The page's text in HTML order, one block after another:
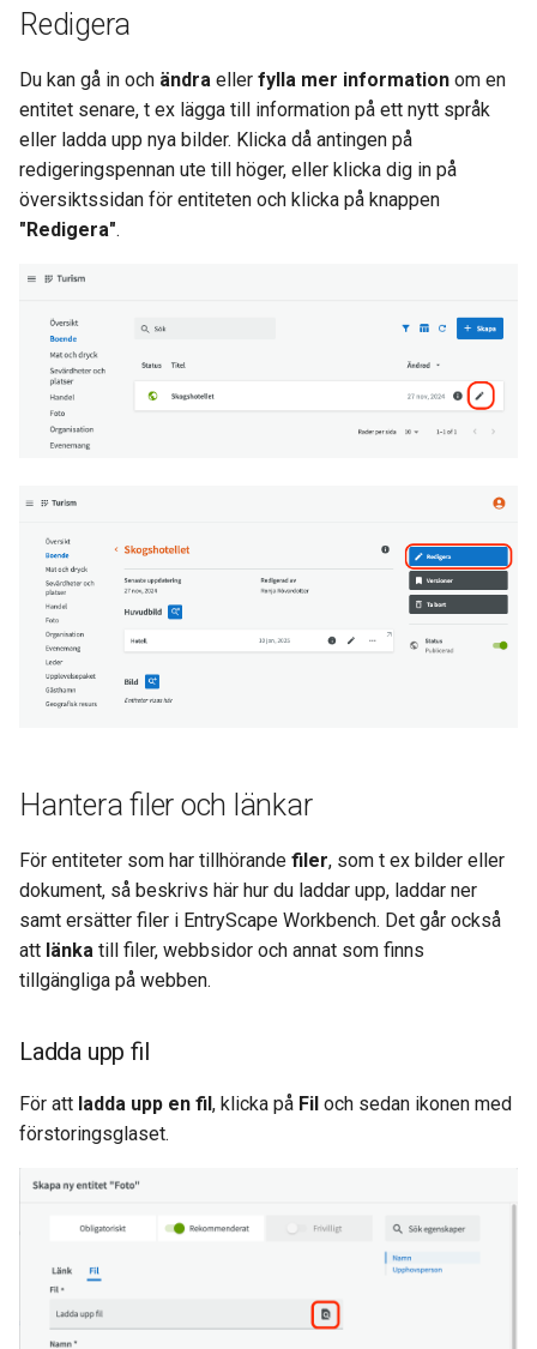
Redigera
Du kan gå in och ändra eller fylla mer information om en
entitet senare, t ex lägga till information på ett nytt språk
eller ladda upp nya bilder. Klicka då antingen på
redigeringspennan ute till höger, eller klicka dig in på
översiktssidan för entiteten och klicka på knappen
"Redigera".
Hantera filer och länkar
För entiteter som har tillhörande filer, som t ex bilder eller
dokument, så beskrivs här hur du laddar upp, laddar ner
samt ersätter filer i EntryScape Workbench. Det går också
att länka till filer, webbsidor och annat som finns
tillgängliga på webben.
Ladda upp fil
För att ladda upp en fil, klicka på Fil och sedan ikonen med
förstoringsglaset.